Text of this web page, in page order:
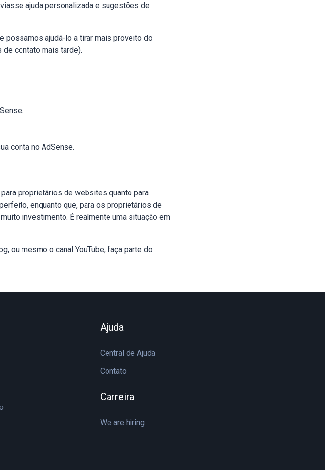
ajuda personalizada e sugestões de
possamos ajudá-lo a tirar mais proveito do
de contato mais tarde).
conta no AdSense.
proprietários de websites quanto para
enquanto que, para os proprietários de
investimento. É realmente uma situação em
ou mesmo o canal YouTube, faça parte do
Ajuda
Central de Ajuda
Contato
Carreira
We are hiring